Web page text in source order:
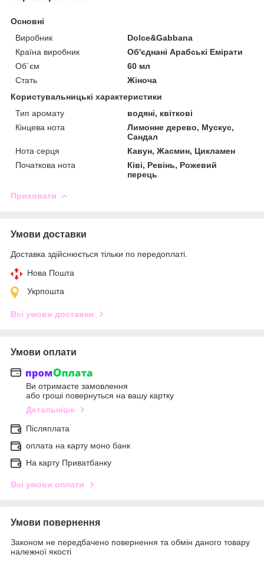
Основні
Виробник
Dolce&Gabbana
Країна виробник
Об'єднані Арабські Емірати
Об`єм
60 мл
Стать
Жіноча
Користувальницькі характеристики
Тип аромату
водяні, квіткові
Кінцева нота
Лимонне дерево, Мускус,
Сандал
Нота серця
Кавун, Жасмин, Цикламен
Початкова нота
Ківі, Ревінь, Рожевий
перець
Приховати
Умови доставки
Доставка здійснюється тільки по передоплаті.
Нова Пошта
Укрпошта
Всі умови доставки
Умови оплати
Ви отримаєте замовлення
або гроші повернуться на вашу картку
Детальніше
Післяплата
оплата на карту моно банк
На карту Приватбанку
Всі умови оплати
Умови повернення
Законом не передбачено повернення та обмін даного товару
належної якості